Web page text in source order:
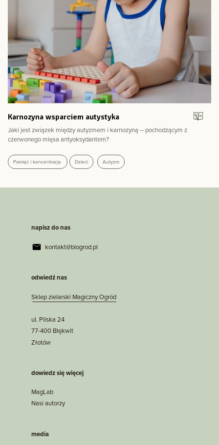
Karnozyna wsparciem autystyka
Jaki jest związek między autyzmem i karnozyną – pochodzącym z
czerwonego mięsa antyoksydantem?
Pamięć i koncentracja Dzieci Autyzm
napisz do nas
kontakt@blogrod.pl
odwiedź nas
Sklep zielarski Magiczny Ogród
ul. Pilska 24
77-400 Blękwit
Złotów
dowiedz się więcej
MagLab
Nasi autorzy
media